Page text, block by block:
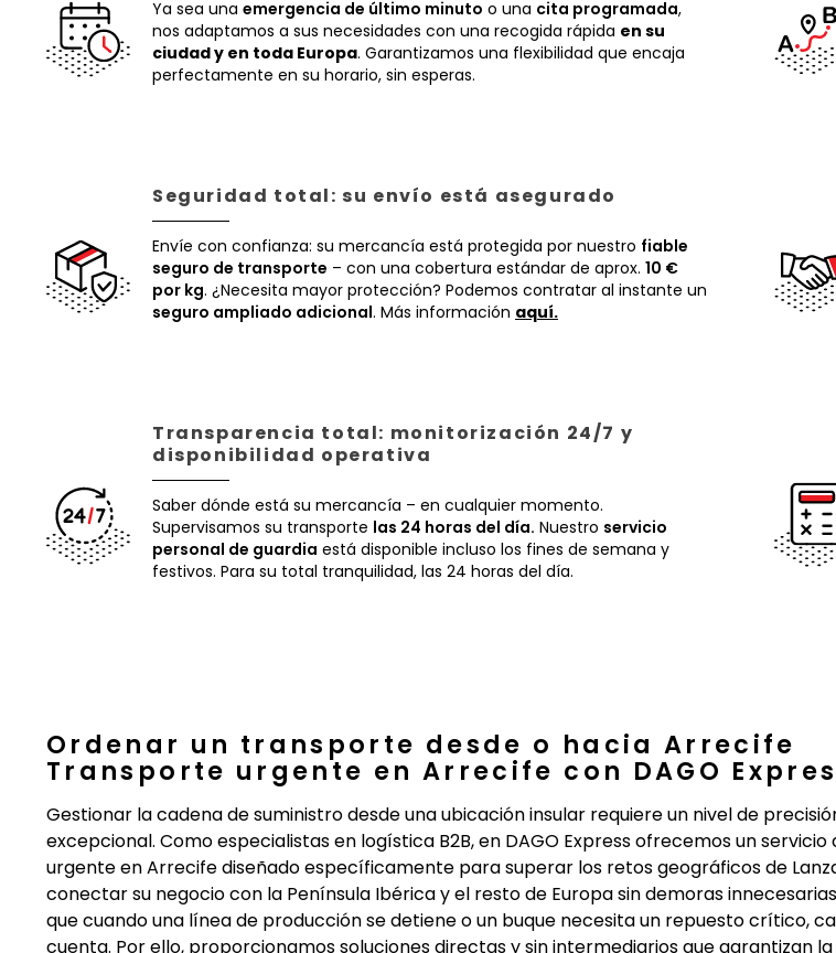
Ya sea una emergencia de último minuto o una cita programada,
nos adaptamos a sus necesidades con una recogida rápida en su
ciudad y en toda Europa. Garantizamos una flexibilidad que encaja
perfectamente en su horario, sin esperas.
Seguridad total: su envío está asegurado
Envíe con confianza: su mercancía está protegida por nuestro fiable
seguro de transporte – con una cobertura estándar de aprox. 10 €
por kg. ¿Necesita mayor protección? Podemos contratar al instante un
seguro ampliado adicional. Más información aquí.
Transparencia total: monitorización 24/7 y
disponibilidad operativa
Saber dónde está su mercancía – en cualquier momento.
Supervisamos su transporte las 24 horas del día. Nuestro servicio
personal de guardia está disponible incluso los fines de semana y
festivos. Para su total tranquilidad, las 24 horas del día.
Ordenar un transporte desde o hacia Arrecife
Transporte urgente en Arrecife con DAGO
Gestionar la cadena de suministro desde una ubicación insular requiere un nivel de
excepcional. Como especialistas en logística B2B, en DAGO Express ofrecemos un
urgente en Arrecife diseñado específicamente para superar los retos geográficos de
conectar su negocio con la Península Ibérica y el resto de Europa sin demoras
que cuando una línea de producción se detiene o un buque necesita un repuesto crítico,
cuenta. Por ello, proporcionamos soluciones directas y sin intermediarios que garantizan